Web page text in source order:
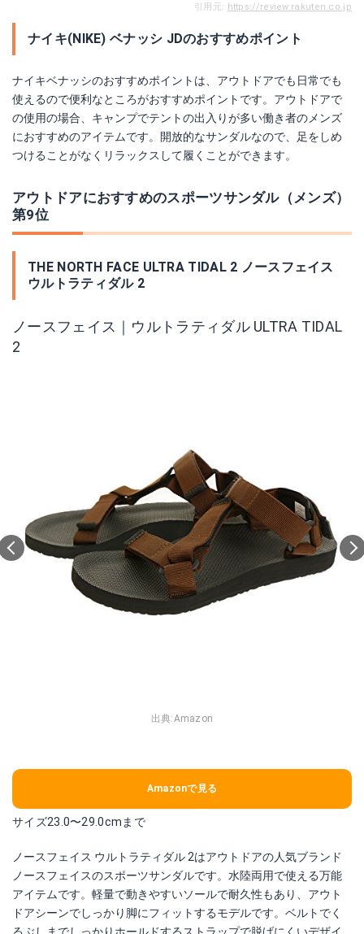
引用元: https://review.rakuten.co.jp
ナイキ(NIKE) ベナッシ JDのおすすめポイント
ナイキベナッシのおすすめポイントは、アウトドアでも日常でも
使えるので便利なところがおすすめポイントです。アウトドアで
の使用の場合、キャンプでテントの出入りが多い働き者のメンズ
におすすめのアイテムです。開放的なサンダルなので、足をしめ
つけることがなくリラックスして履くことができます。
アウトドアにおすすめのスポーツサンダル（メンズ）
第9位
THE NORTH FACE ULTRA TIDAL 2 ノースフェイス
ウルトラティダル 2
ノースフェイス｜ウルトラティダル ULTRA TIDAL
2
出典:Amazon
Amazonで見る
サイズ23.0〜29.0cmまで
ノースフェイス ウルトラティダル 2はアウトドアの人気ブランド
ノースフェイスのスポーツサンダルです。水陸両用で使える万能
アイテムです。軽量で動きやすいソールで耐久性もあり、アウト
ドアシーンでしっかり脚にフィットするモデルです。ベルトでく